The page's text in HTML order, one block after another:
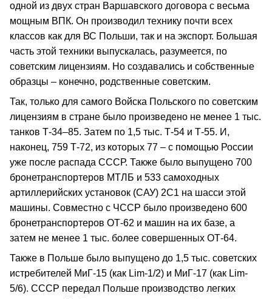
одной из двух стран Варшавского договора с весьма
мощным ВПК. Он производил технику почти всех
классов как для ВС Польши, так и на экспорт. Большая
часть этой техники выпускалась, разумеется, по
советским лицензиям. Но создавались и собственные
образцы – конечно, родственные советским.
Так, только для самого Войска Польского по советским
лицензиям в стране было произведено не менее 1 тыс.
танков Т-34–85. Затем по 1,5 тыс. Т-54 и Т-55. И,
наконец, 759 Т-72, из которых 77 – с помощью России
уже после распада СССР. Также было выпущено 700
бронетранспортеров МТЛБ и 533 самоходных
артиллерийских установок (САУ) 2С1 на шасси этой
машины. Совместно с ЧССР было произведено 600
бронетранспортеров ОТ-62 и машин на их базе, а
затем не менее 1 тыс. более совершенных ОТ-64.
Также в Польше было выпущено до 1,5 тыс. советских
истребителей МиГ-15 (как Lim-1/2) и МиГ-17 (как Lim-
5/6). СССР передал Польше производство легких